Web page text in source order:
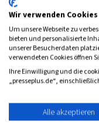
Wir verwenden Cookies
Um unsere Webseite zu
bieten und personalisierte
unserer Besucherdaten
verwendeten Cookies öffnen
Ihre Einwilligung und die
„presseplus.de“,
Alle akzeptieren